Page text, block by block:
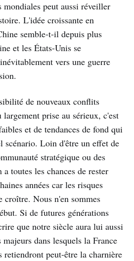
mondiales peut aussi réveiller
L'idée croissante en
semble-t-il depuis plus
et les États-Unis se
vers une guerre
de nouveaux conflits
largement prise au sérieux, c'est
et de tendances de fond qui
scénario. Loin d'être un effet de
stratégique ou des
toutes les chances de rester
années car les risques
croître. Nous n'en sommes
Si de futures générations
que notre siècle aura lui aussi
dans lesquels la France
peut-être la charnière